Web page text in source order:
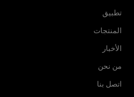
تطبيق
المنتجات
الأخبار
من نحن
اتصل بنا